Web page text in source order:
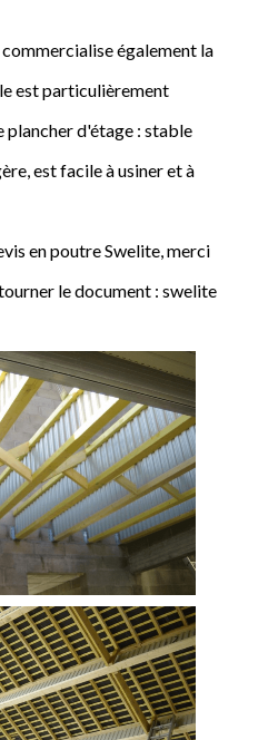
également la
est particulièrement
plancher d'étage : stable
est facile à usiner et à
en poutre Swelite, merci
le document : swelite